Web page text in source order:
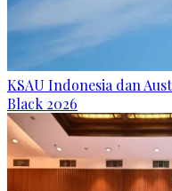
KSAU Indonesia dan
Black 2026